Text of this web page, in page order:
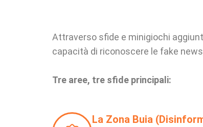
Attraverso sfide e minigiochi
capacità di riconoscere le fake
Tre aree, tre sfide principali:
La Zona Buia